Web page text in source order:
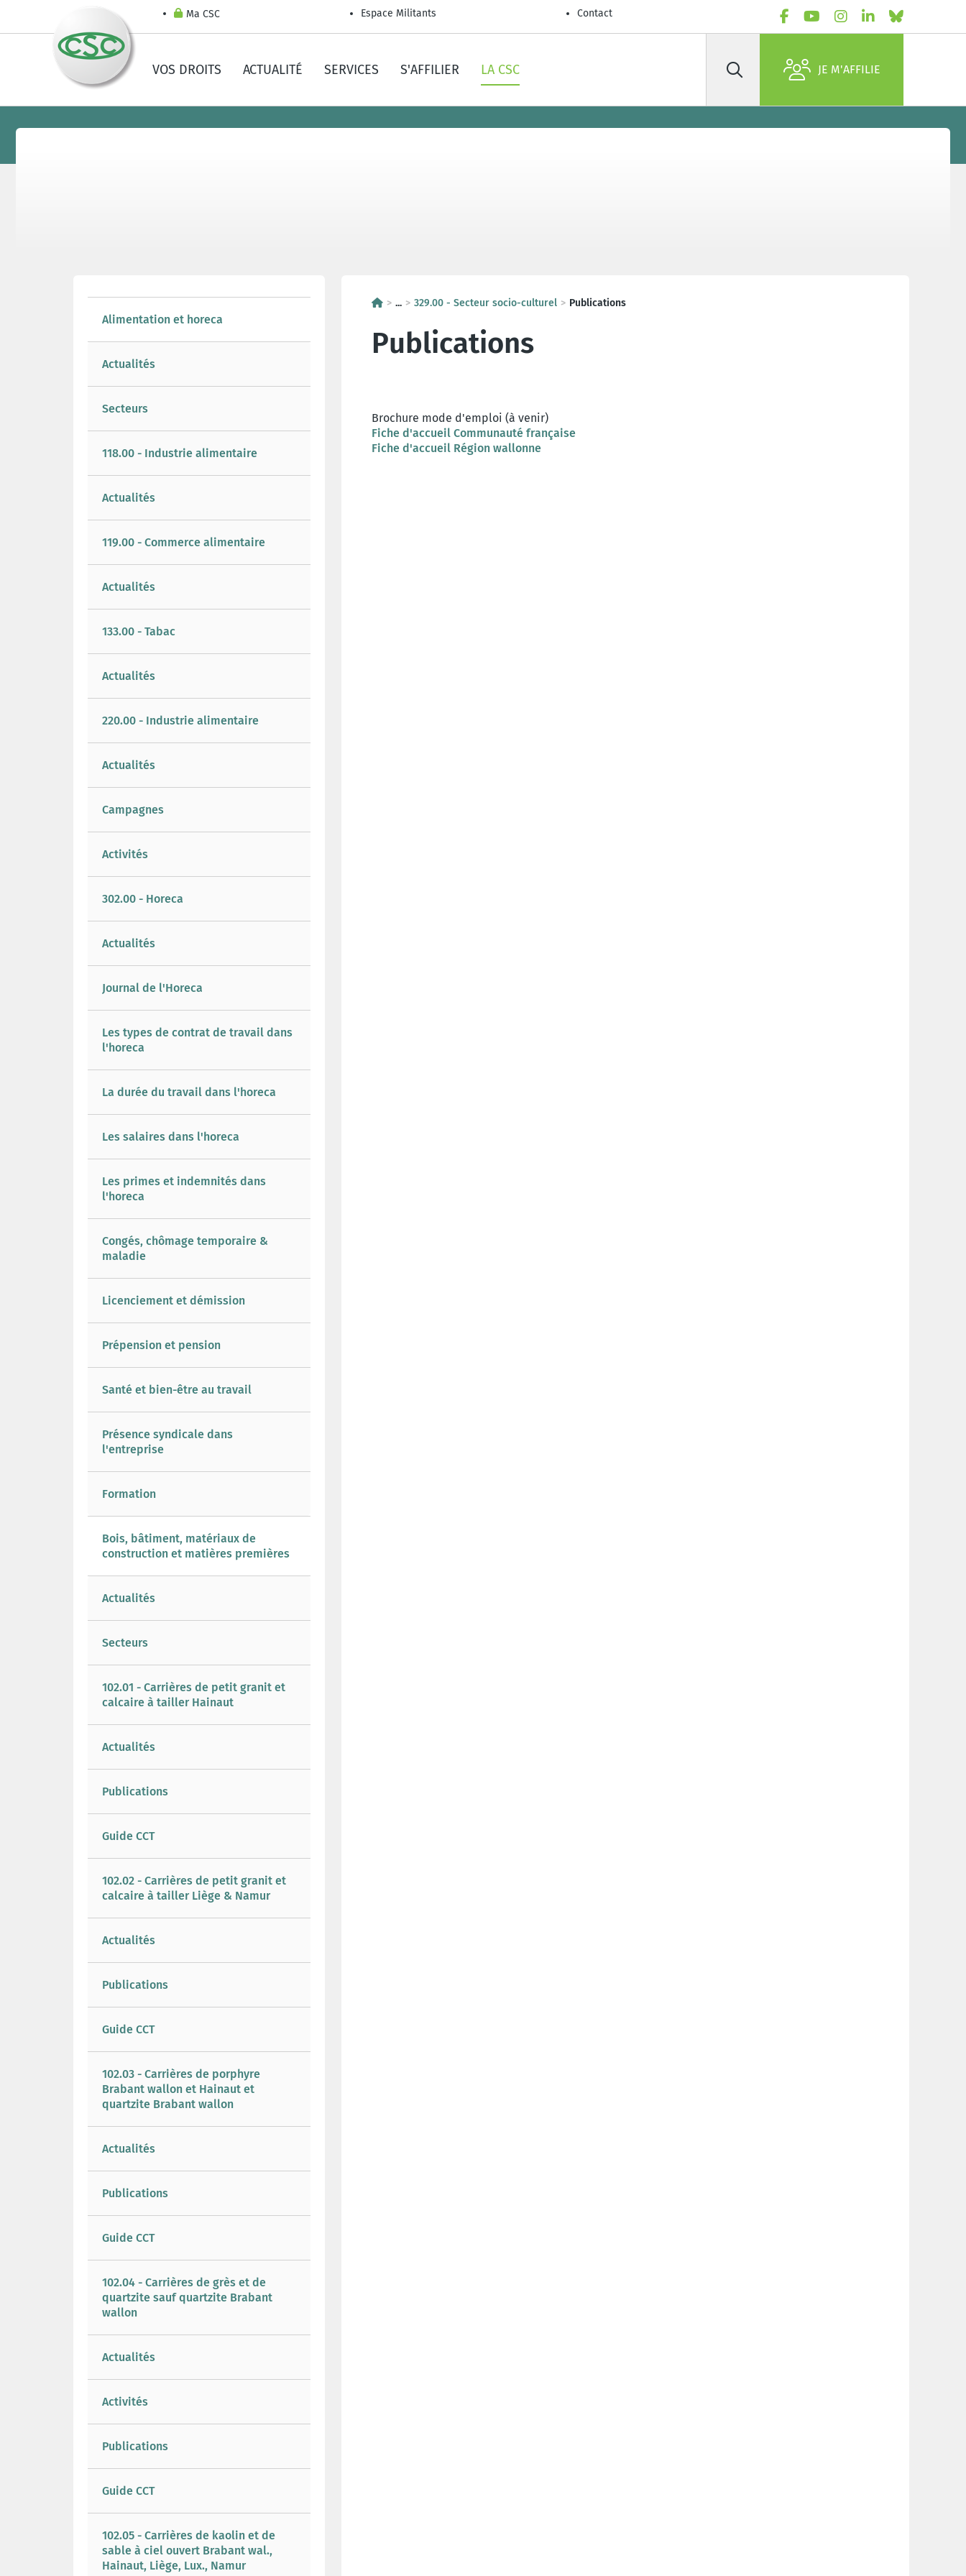
Ma CSC Espace Militants Contact
VOS DROITS ACTUALITÉ SERVICES S'AFFILIER LA CSC Rechercher JE M'AFFILIE
Alimentation et horeca
Actualités
Secteurs
118.00 - Industrie alimentaire
Actualités
119.00 - Commerce alimentaire
Actualités
133.00 - Tabac
Actualités
220.00 - Industrie alimentaire
Actualités
Campagnes
Activités
302.00 - Horeca
Actualités
Journal de l'Horeca
Les types de contrat de travail dans
l'horeca
La durée du travail dans l'horeca
Les salaires dans l'horeca
Les primes et indemnités dans
l'horeca
Congés, chômage temporaire &
maladie
Licenciement et démission
Prépension et pension
Santé et bien-être au travail
Présence syndicale dans
l'entreprise
Formation
Bois, bâtiment, matériaux de
construction et matières premières
Actualités
Secteurs
102.01 - Carrières de petit granit et
calcaire à tailler Hainaut
Actualités
Publications
Guide CCT
102.02 - Carrières de petit granit et
calcaire à tailler Liège & Namur
Actualités
Publications
Guide CCT
102.03 - Carrières de porphyre
Brabant wallon et Hainaut et
quartzite Brabant wallon
Actualités
Publications
Guide CCT
102.04 - Carrières de grès et de
quartzite sauf quartzite Brabant
wallon
Actualités
Activités
Publications
Guide CCT
102.05 - Carrières de kaolin et de
sable à ciel ouvert Brabant wal.,
Hainaut, Liège, Lux., Namur
... 329.00 - Secteur socio-culturel Publications
Publications
Brochure mode d'emploi (à venir)
Fiche d'accueil Communauté française
Fiche d'accueil Région wallonne